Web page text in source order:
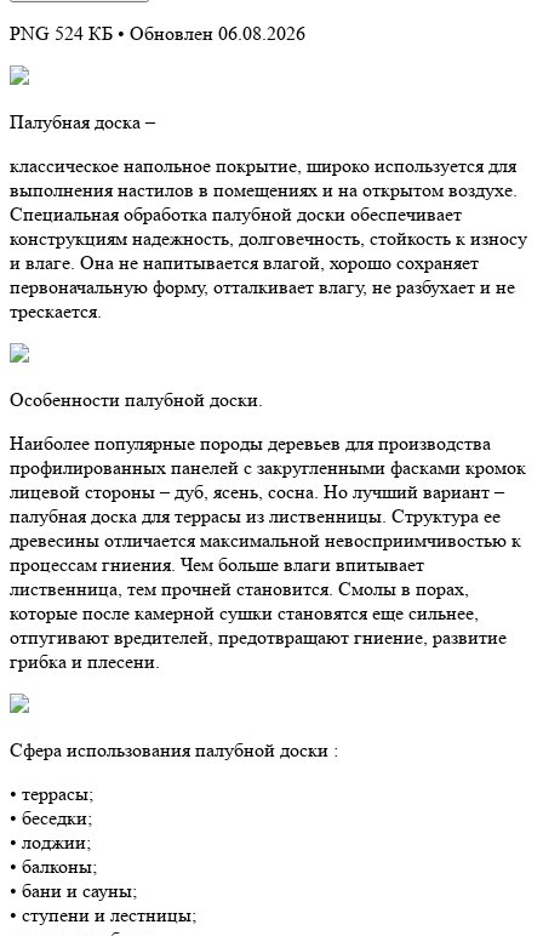
PNG 524 КБ • Обновлен 06.08.2026
Палубная доска –
классическое напольное покрытие, широко используется для
выполнения настилов в помещениях и на открытом воздухе.
Специальная обработка палубной доски обеспечивает
конструкциям надежность, долговечность, стойкость к износу
и влаге. Она не напитывается влагой, хорошо сохраняет
первоначальную форму, отталкивает влагу, не разбухает и не
трескается.
Особенности палубной доски.
Наиболее популярные породы деревьев для производства
профилированных панелей с закругленными фасками кромок
лицевой стороны – дуб, ясень, сосна. Но лучший вариант –
палубная доска для террасы из лиственницы. Структура ее
древесины отличается максимальной невосприимчивостью к
процессам гниения. Чем больше влаги впитывает
лиственница, тем прочней становится. Смолы в порах,
которые после камерной сушки становятся еще сильнее,
отпугивают вредителей, предотвращают гниение, развитие
грибка и плесени.
Сфера использования палубной доски :
• террасы;
• беседки;
• лоджии;
• балконы;
• бани и сауны;
• ступени и лестницы;